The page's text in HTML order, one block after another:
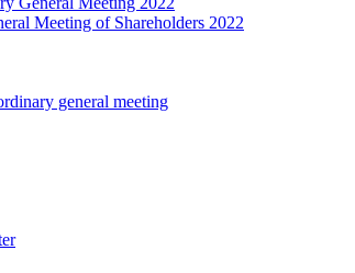
Meeting of Shareholders 2022
general meeting